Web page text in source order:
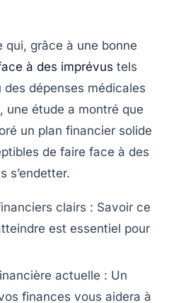
qui, grâce à une bonne
à des imprévus tels
des dépenses médicales
une étude a montré que
un plan financier solide
de faire face à des
s’endetter.
clairs : Savoir ce
est essentiel pour
actuelle : Un
finances vous aidera à